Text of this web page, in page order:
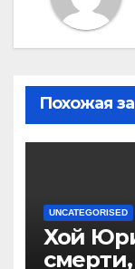
Похожая
UNCATEGORISED
Хой